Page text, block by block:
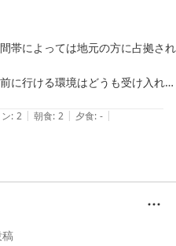
帯によっては地元の方に占拠され
に行ける環境はどうも受け入れら
ご時世考えた方が良いと思います
せんでしたが
がありましたがガラスの清掃がイ
通です
がっかりとすると思いました
良いです
す
: 2 | 朝食: 2 | 夕食: - |